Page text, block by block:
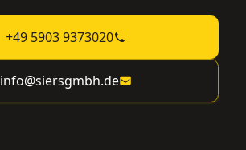
+49 5903 9373020
info@siersgmbh.de